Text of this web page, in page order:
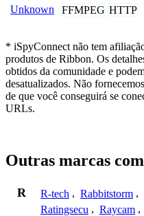
Unknown FFMPEG HTTP
* iSpyConnect não tem
produtos de Ribbon. Os
obtidos da comunidade e
desatualizados. Não
de que você conseguirá se
URLs.
Outras marcas
R R-tech , Rabbitstorm ,
Ratingsecu , Raycam ,